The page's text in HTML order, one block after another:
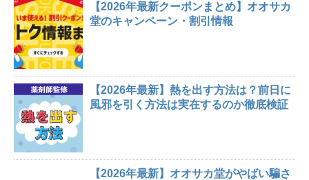
【2026年最新クーポンまとめ】オオサカ
堂のキャンペーン・割引情報
【2026年最新】熱を出す方法は？前日に
風邪を引く方法は実在するのか徹底検証
【2026年最新】オオサカ堂がやばい騙さ